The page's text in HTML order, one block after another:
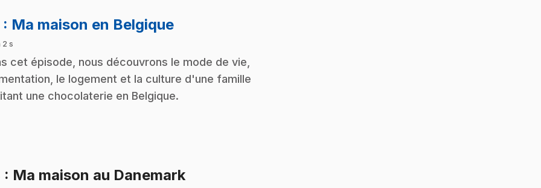
: Ma maison en Belgique.
2 s
cet épisode, nous découvrons le mode de vie,
le logement et la culture d'une famille
une chocolaterie en Belgique.
: Ma maison au Danemark.